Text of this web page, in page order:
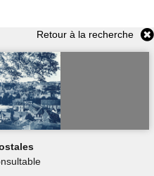
Retour à la recherche